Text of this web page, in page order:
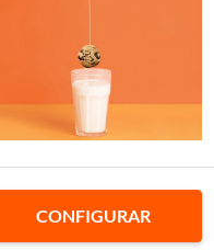
CONFIGURAR